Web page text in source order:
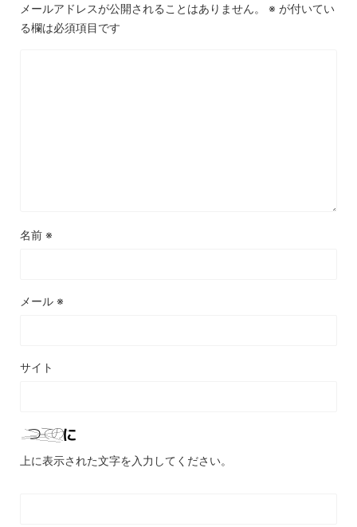
メールアドレスが公開されることはありません。 ※ が付いてい
る欄は必須項目です
名前 ※
メール ※
サイト
上に表示された文字を入力してください。